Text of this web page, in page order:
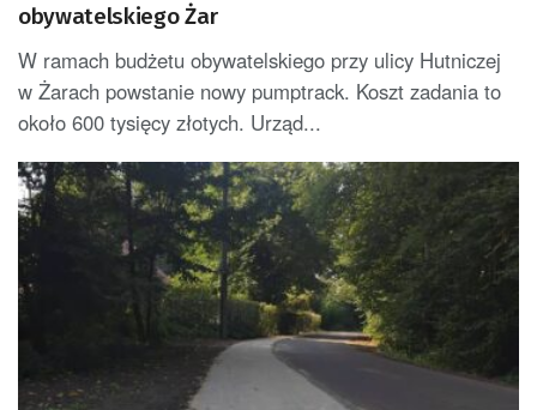
obywatelskiego Żar
W ramach budżetu obywatelskiego przy ulicy Hutniczej
w Żarach powstanie nowy pumptrack. Koszt zadania to
około 600 tysięcy złotych. Urząd...